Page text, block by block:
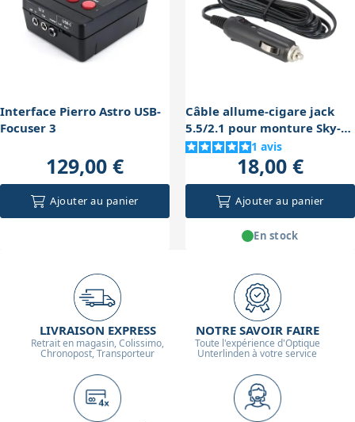
unipolaires et de connecter correctement les fils
communs sur les moteurs 6 fils. Une mauvaise
adaptation peut entraîner un fonctionnement erratique
Interface Pierro Astro USB-
Focuser 3
129,00 €
Ajouter au panier
Câble allume-cigare jack
5.5/2.1 pour monture Sky-
Watcher
1 avis
18,00 €
Ajouter au panier
En stock
LIVRAISON EXPRESS
Retrait en magasin, Colissimo,
Chronopost, Transporteur
NOTRE SAVOIR FAIRE
Toute l'expérience d'Optique
Unterlinden à votre service